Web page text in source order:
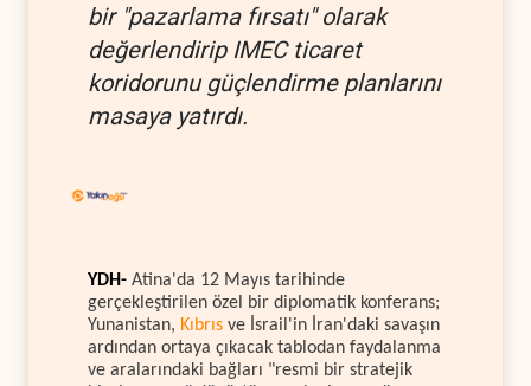
bir "pazarlama fırsatı" olarak
değerlendirip IMEC ticaret
koridorunu güçlendirme planlarını
masaya yatırdı.
YDH- Atina'da 12 Mayıs tarihinde
gerçekleştirilen özel bir diplomatik konferans;
Yunanistan, Kıbrıs ve İsrail'in İran'daki savaşın
ardından ortaya çıkacak tablodan faydalanma
ve aralarındaki bağları "resmi bir stratejik